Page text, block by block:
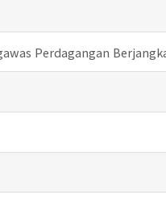
Perdagangan